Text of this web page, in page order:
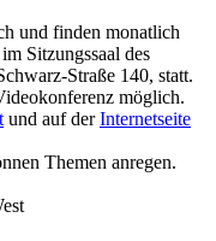
und finden monatlich
Sitzungssaal des
Straße 140, statt.
möglich.
und auf derInternetseite
Themen anregen.